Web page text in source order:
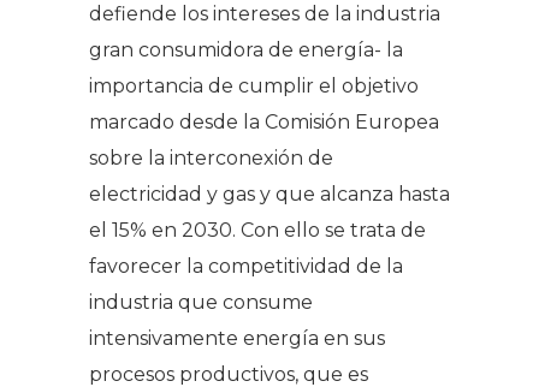
defiende los intereses de la industria
gran consumidora de energía- la
importancia de cumplir el objetivo
marcado desde la Comisión Europea
sobre la interconexión de
electricidad y gas y que alcanza hasta
el 15% en 2030. Con ello se trata de
favorecer la competitividad de la
industria que consume
intensivamente energía en sus
procesos productivos, que es